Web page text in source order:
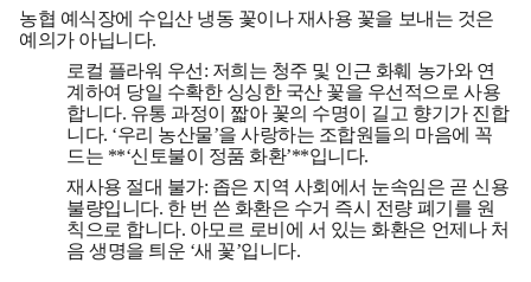
농협 예식장에 수입산 냉동 꽃이나 재사용 꽃을 보내는 것은
예의가 아닙니다.
로컬 플라워 우선: 저희는 청주 및 인근 화훼 농가와 연
계하여 당일 수확한 싱싱한 국산 꽃을 우선적으로 사용
합니다. 유통 과정이 짧아 꽃의 수명이 길고 향기가 진합
니다. ‘우리 농산물’을 사랑하는 조합원들의 마음에 꼭
드는 **‘신토불이 정품 화환’**입니다.
재사용 절대 불가: 좁은 지역 사회에서 눈속임은 곧 신용
불량입니다. 한 번 쓴 화환은 수거 즉시 전량 폐기를 원
칙으로 합니다. 아모르 로비에 서 있는 화환은 언제나 처
음 생명을 틔운 ‘새 꽃’입니다.